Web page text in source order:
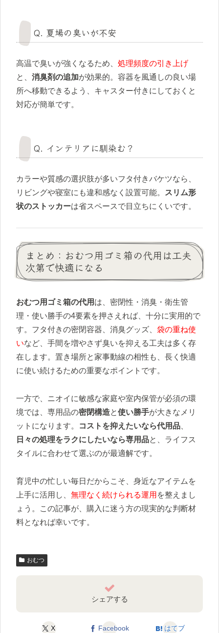
Q. 夏場の臭いが不安
高温で臭いが強くなるため、 処理頻度の引き上げ
と、 消臭剤の追加が効果的。容器を風通しの良い場
所へ移動できるよう、キャスター付きにしておくと
対応が簡単です。
Q. インテリアに馴染む？
カラーや質感の選択肢が多いフタ付きバケツなら、
リビングや寝室にも違和感なく設置可能。
スリム形
状のストッカーは省スペースで目立ちにくいです。
まとめ：おむつ用ゴミ箱の代用は工夫
次第で快適になる
おむつ用ゴミ箱の代用 は、密閉性・消臭・衛生管
理・使い勝手の4要素を押さえれば、十分に実用的で
す。フタ付きの密閉容器、消臭グッズ、 袋の重ね使
いなど、手間を増やさず臭いを抑える工夫は多く存
在します。置き場所と家事動線の相性も、長く快適
に使い続けるための重要なポイントです。
一方で、ニオイに敏感な家庭や室内保管が必須の環
境では、専用品の密閉構造と使い勝手が大きなメリ
ットになります。
コストを抑えたいなら代用品
日々の処理をラクにしたいなら専用品と、ライフス
タイルに合わせて選ぶのが最適解です。
育児中の忙しい毎日だからこそ、身近なアイテムを
上手に活用し、 無理なく続けられる運用 を整えまし
ょう。この記事が、購入に迷う方の現実的な判断材
料となれば幸いです。
おむつ
シェアする
X Facebook はてブ